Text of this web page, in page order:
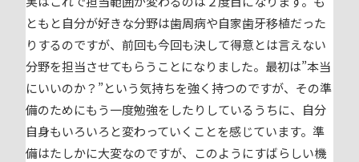
ともと自分が好きな分野は歯周病や自家歯牙移植だった
りするのですが、前回も今回も決して得意とは言えない
分野を担当させてもらうことになりました。最初は”本当
にいいのか？”という気持ちを強く持つのですが、その準
備のためにもう一度勉強をしたりしているうちに、自分
自身もいろいろと変わっていくことを感じています。準
備はたしかに大変なのですが、このようにすばらしい機